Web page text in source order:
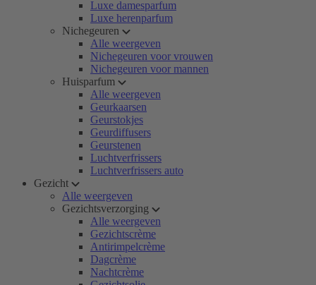
Luxe damesparfum
Luxe herenparfum
Nichegeuren
Alle weergeven
Nichegeuren voor vrouwen
Nichegeuren voor mannen
Huisparfum
Alle weergeven
Geurkaarsen
Geurstokjes
Geurdiffusers
Geurstenen
Luchtverfrissers
Luchtverfrissers auto
Gezicht
Alle weergeven
Gezichtsverzorging
Alle weergeven
Gezichtscrème
Antirimpelcrème
Dagcrème
Nachtcrème